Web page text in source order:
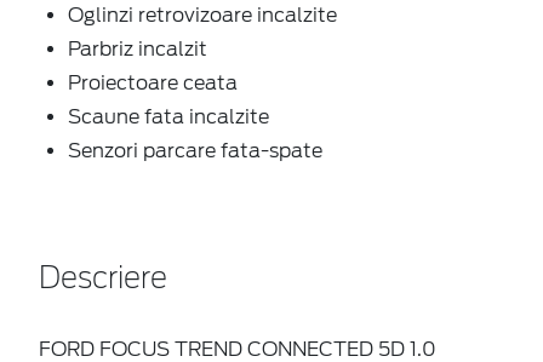
Oglinzi retrovizoare incalzite
Parbriz incalzit
Proiectoare ceata
Scaune fata incalzite
Senzori parcare fata-spate
Descriere
FORD FOCUS TREND CONNECTED 5D 1.0